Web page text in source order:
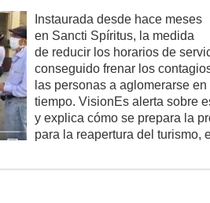
Instaurada desde hace meses
en Sancti Spíritus, la medida
de reducir los horarios de
conseguido frenar los
las personas a aglomerarse
tiempo. VisionEs alerta sobre
y explica cómo se prepara la
para la reapertura del turismo,